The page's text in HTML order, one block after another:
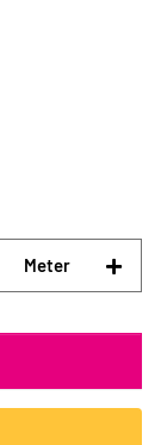
Meter